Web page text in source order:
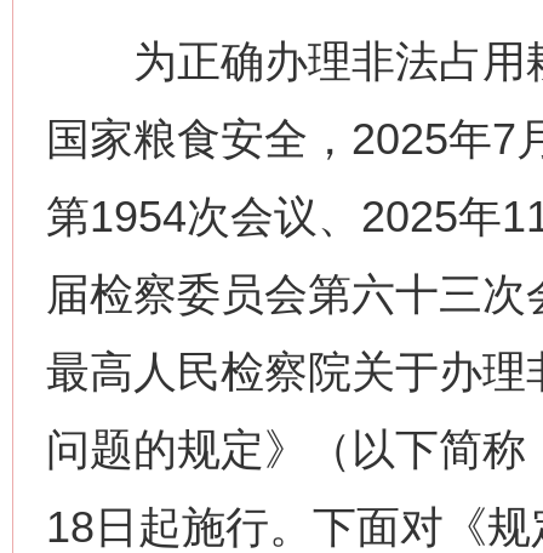
为正确办理非法占用
国家粮食安全，2025年7
第1954次会议、2025年
届检察委员会第六十三
最高人民检察院关于办
问题的规定》（以下简
18日起施行。下面对《